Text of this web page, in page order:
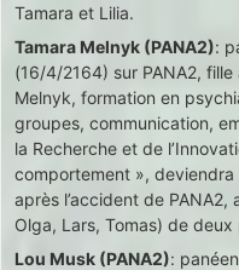
Tamara et Lilia.
Tamara Melnyk (PANA2):
(16/4/2164) sur PANA2,
Melnyk, formation en
groupes, communication,
la Recherche et de
comportement »,
après l’accident de
Olga, Lars, Tomas) de
Lou Musk (PANA2):